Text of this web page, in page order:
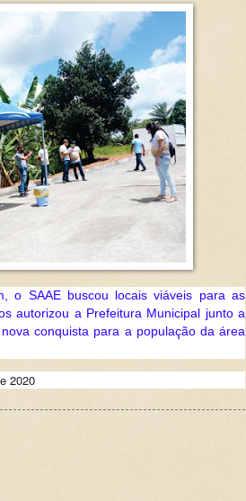
o SAAE buscou locais viáveis para as
autorizou a Prefeitura Municipal junto a
conquista para a população da área
2020